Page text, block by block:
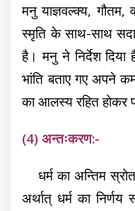
मनु याज्ञवल्क्य,
स्मृति के साथ-साथ
है। मनु ने निर्देश
भांति बताए गए अपने
का आलस्य रहित होकर
(4) अन्तःकरण:-
धर्म का अन्तिम
अर्थात् धर्म का